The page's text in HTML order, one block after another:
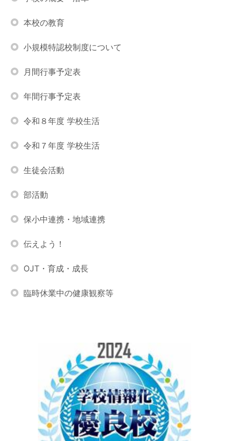
本校の教育
小規模特認校制度について
月間行事予定表
年間行事予定表
令和８年度 学校生活
令和７年度 学校生活
生徒会活動
部活動
保小中連携・地域連携
伝えよう！
OJT・育成・成長
臨時休業中の健康観察等